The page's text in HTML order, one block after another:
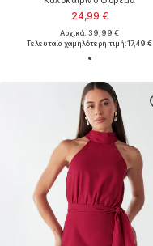
24,99 €
Αρχικά: 39,99 €
Τελευταία χαμηλότερη τιμή:17,49 €